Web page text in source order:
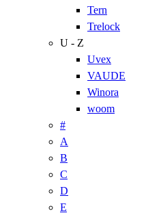
Tern
Trelock
U - Z
Uvex
VAUDE
Winora
woom
#
A
B
C
D
E